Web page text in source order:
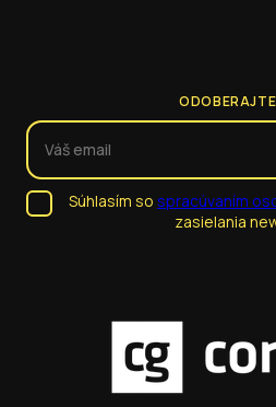
Súhlasím so spracúvaním
zasielania